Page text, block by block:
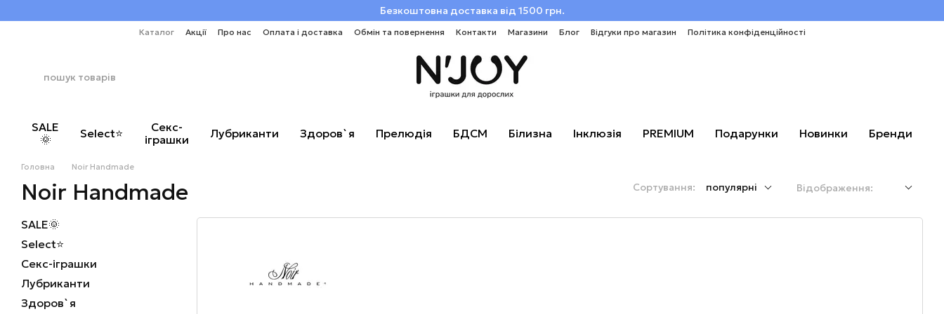
Безкоштовна доставка від 1500 грн.
Каталог Акції Про нас Оплата і доставка Обмін та повернення Контакти Магазини Блог Відгуки про магазин Політика конфіденційності
SALE
🌞
Select⭐
Секс-
іграшки
Лубриканти Здоров`я Прелюдія БДСМ Білизна Інклюзія PREMIUM Подарунки Новинки Бренди
Головна Noir Handmade
Noir Handmade Сортування: популярні Відображення:
SALE🌞
Select⭐
Секс-іграшки
Лубриканти
Здоров`я